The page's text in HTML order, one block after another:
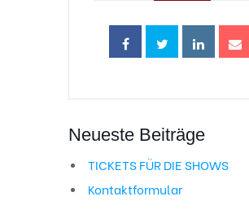
Neueste Beiträge
TICKETS FÜR DIE SHOWS
Kontaktformular